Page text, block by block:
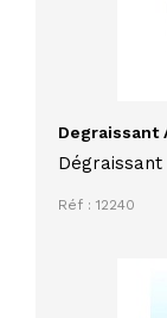
Degraissant
Réf : 12240